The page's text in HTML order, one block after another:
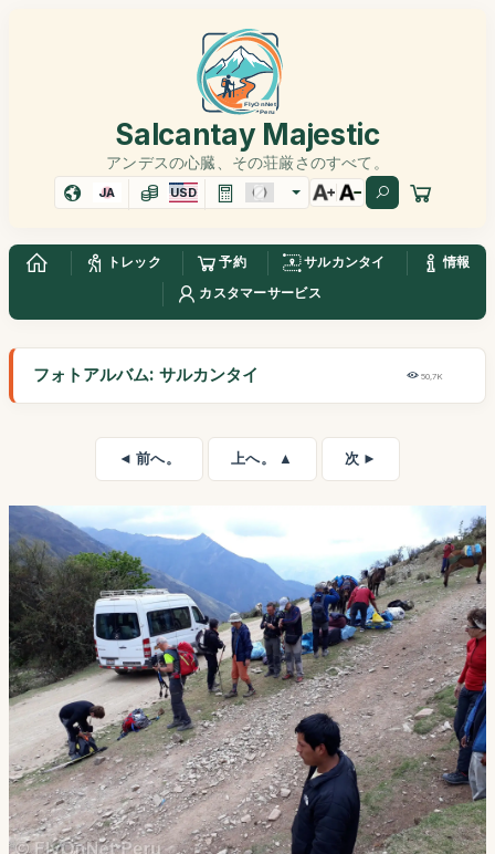
Salcantay Majestic
アンデスの心臓、その荘厳さのすべて。
JA USD
トレック 予約 サルカンタイ
情報
カスタマーサービス
フォトアルバム: サルカンタイ 50,7K
◄ 前へ。 上へ。 ▲ 次 ►